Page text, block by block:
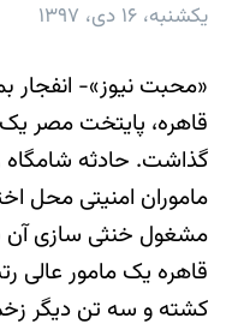
یکشنبه، ۱۶ دی، ۱۳۹۷
«محبت نیوز»- انفجار
قاهره، پایتخت مصر
گذاشت. حادثه شامگاه
ماموران امنیتی محل
مشغول خنثی سازی آن
قاهره یک مامور عالی
کشته و سه تن دیگر